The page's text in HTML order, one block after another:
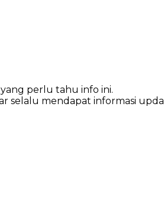
perlu tahu info ini.
selalu mendapat informasi